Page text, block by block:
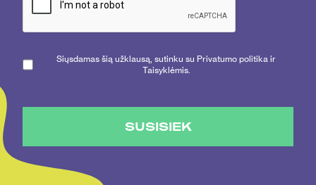
Siųsdamas šią užklausą, sutinku su Privatumo politika ir
Taisyklėmis.
SUSISIEK